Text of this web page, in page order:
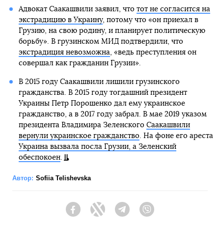
Адвокат Саакашвили заявил, что тот не согласится на
экстрадицию в Украину, потому что «он приехал в
Грузию, на свою родину, и планирует политическую
борьбу». В грузинском МИД подтвердили, что
экстрадиция невозможна, «ведь преступления он
совершал как гражданин Грузии».
В 2015 году Саакашвили лишили грузинского
гражданства. В 2015 году тогдашний президент
Украины Петр Порошенко дал ему украинское
гражданство, а в 2017 году забрал. В мае 2019 указом
президента Владимира Зеленского Саакашвили
вернули украинское гражданство. На фоне его ареста
Украина вызвала посла Грузии, а Зеленский
обеспокоен.
Автор: Sofiia Telishevska
FacebookTwitter Telegram